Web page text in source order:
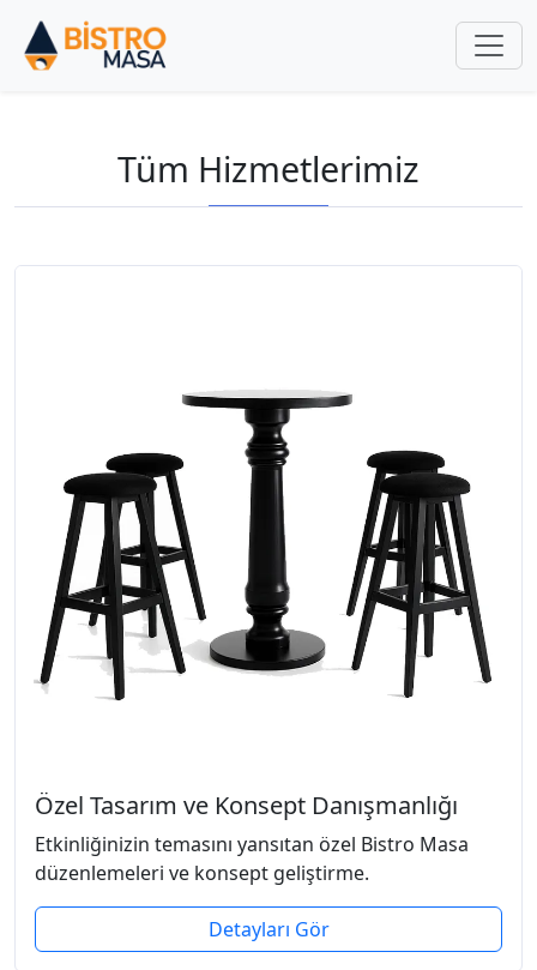
Tüm Hizmetlerimiz
Özel Tasarım ve Konsept Danışmanlığı
Etkinliğinizin temasını yansıtan özel Bistro Masa
düzenlemeleri ve konsept geliştirme.
Detayları Gör